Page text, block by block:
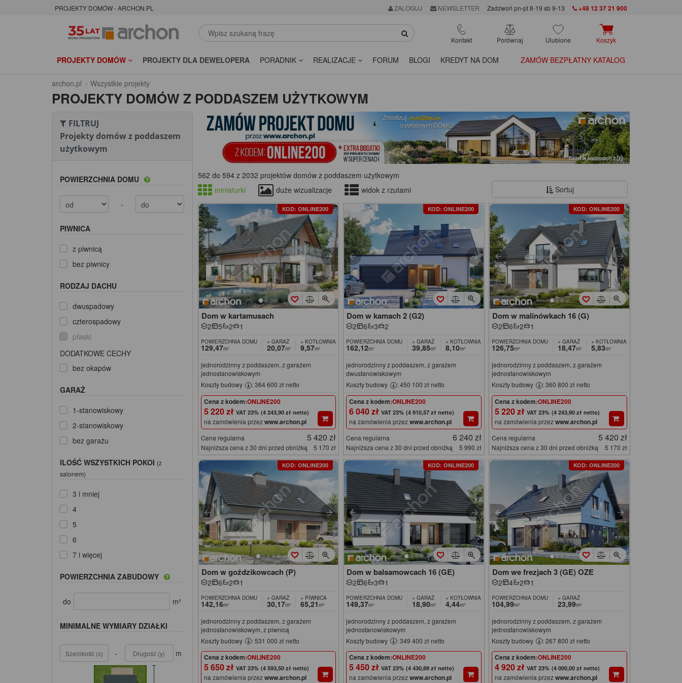
PROJEKTY DOMÓW - ARCHON.PL ZALOGUJ NEWSLETTER Zadzwoń pn-pt 8-19 sb 9-13 +48 12 37 21 900
Kontakt Porównaj Ulubione Koszyk
PROJEKTY DOMÓW PROJEKTY DLA DEWELOPERA PORADNIK REALIZACJE FORUM BLOGI KREDYT NA DOM ZAMÓW BEZPŁATNY KATALOG
archon.pl Wszystkie projekty
PROJEKTY DOMÓW Z PODDASZEM UŻYTKOWYM
562 do 594 z 2032 projektów domów z poddaszem użytkowym
miniaturki
duże wizualizacje widok z rzutami Sortuj
KOD: ONLINE200
Dom w kartamusach
2 5 2 1
POWIERZCHNIA DOMU
129,47m²
+ GARAŻ
20,07m²
+ KOTŁOWNIA
9,57m²
jednorodzinny z poddaszem, z garażem
jednostanowiskowym
Koszty budowy
: 364 600 zł netto
Cena z kodem:ONLINE200
5 220 zł (4 243,90 zł netto)
na zamówienia przezwww.archon.pl
Cena regularna 5 420 zł
Najniższa cena z 30 dni przed obniżką 5 170 zł
KOD: ONLINE200
Dom w kamach 2 (G2)
2 6 3 2
POWIERZCHNIA DOMU
162,12m²
+ GARAŻ
39,85m²
+ KOTŁOWNIA
8,10m²
jednorodzinny z poddaszem, z garażem
dwustanowiskowym
Koszty budowy
: 450 100 zł netto
Cena z kodem:ONLINE200
6 040 zł (4 910,57 zł netto)
na zamówienia przezwww.archon.pl
Cena regularna 6 240 zł
Najniższa cena z 30 dni przed obniżką 5 990 zł
KOD: ONLINE200
Dom w malinówkach 16 (G)
2 6 2 1
POWIERZCHNIA DOMU
126,75m²
+ GARAŻ
18,47m²
+ KOTŁOWNIA
5,83m²
jednorodzinny z poddaszem, z garażem
jednostanowiskowym
Koszty budowy
: 360 800 zł netto
Cena z kodem:ONLINE200
5 220 zł (4 243,90 zł netto)
na zamówienia przezwww.archon.pl
Cena regularna 5 420 zł
Najniższa cena z 30 dni przed obniżką 5 170 zł
KOD: ONLINE200
Dom w goździkowcach (P)
2 6 2 1
POWIERZCHNIA DOMU
142,16m²
+ GARAŻ
30,17m²
+ PIWNICA
65,21m²
jednorodzinny z poddaszem, z garażem
jednostanowiskowym, z piwnicą
Koszty budowy
: 531 000 zł netto
Cena z kodem:ONLINE200
5 650 zł (4 593,50 zł netto)
na zamówienia przezwww.archon.pl
KOD: ONLINE200
Dom w balsamowcach 16 (GE)
2 6 3 1
POWIERZCHNIA DOMU
149,37m²
+ GARAŻ
18,90m²
+ KOTŁOWNIA
4,44m²
jednorodzinny z poddaszem, z garażem
jednostanowiskowym
Koszty budowy
: 349 400 zł netto
Cena z kodem:ONLINE200
5 450 zł (4 430,89 zł netto)
na zamówienia przezwww.archon.pl
KOD: ONLINE200
Dom we frezjach 3 (GE) OZE
2 4 2 1
POWIERZCHNIA DOMU
104,99m²
+ GARAŻ
23,99m²
jednorodzinny z poddaszem, z garażem
jednostanowiskowym
Koszty budowy
: 267 800 zł netto
Cena z kodem:ONLINE200
4 920 zł (4 000,00 zł netto)
na zamówienia przezwww.archon.pl
FILTRUJ
Projekty domów z poddaszem
użytkowym
POWIERZCHNIA DOMU
-
PIWNICA
z piwnicą
bez piwnicy
RODZAJ DACHU
dwuspadowy
czterospadowy
płaski
DODATKOWE CECHY
bez okapów
GARAŻ
1-stanowiskowy
2-stanowiskowy
bez garażu
ILOŚĆ WSZYSTKICH POKOI (z
salonem)
3 i mniej
4
5
6
7 i więcej
POWIERZCHNIA ZABUDOWY
do m²
MINIMALNE WYMIARY DZIAŁKI
- m